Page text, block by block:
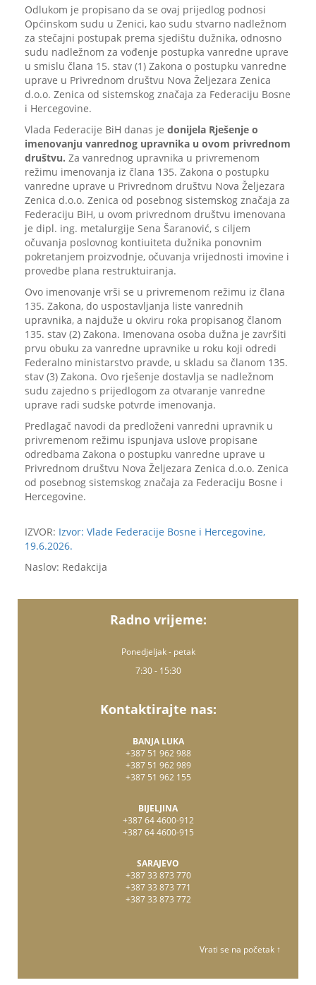
Odlukom je propisano da se ovaj prijedlog podnosi
Općinskom sudu u Zenici, kao sudu stvarno nadležnom
za stečajni postupak prema sjedištu dužnika, odnosno
sudu nadležnom za vođenje postupka vanredne uprave
u smislu člana 15. stav (1) Zakona o postupku vanredne
uprave u Privrednom društvu Nova Željezara Zenica
d.o.o. Zenica od sistemskog značaja za Federaciju Bosne
i Hercegovine.
Vlada Federacije BiH danas je donijela Rješenje o
imenovanju vanrednog upravnika u ovom privrednom
društvu. Za vanrednog upravnika u privremenom
režimu imenovanja iz člana 135. Zakona o postupku
vanredne uprave u Privrednom društvu Nova Željezara
Zenica d.o.o. Zenica od posebnog sistemskog značaja za
Federaciju BiH, u ovom privrednom društvu imenovana
je dipl. ing. metalurgije Sena Šaranović, s ciljem
očuvanja poslovnog kontiuiteta dužnika ponovnim
pokretanjem proizvodnje, očuvanja vrijednosti imovine i
provedbe plana restruktuiranja.
Ovo imenovanje vrši se u privremenom režimu iz člana
135. Zakona, do uspostavljanja liste vanrednih
upravnika, a najduže u okviru roka propisanog članom
135. stav (2) Zakona. Imenovana osoba dužna je završiti
prvu obuku za vanredne upravnike u roku koji odredi
Federalno ministarstvo pravde, u skladu sa članom 135.
stav (3) Zakona. Ovo rješenje dostavlja se nadležnom
sudu zajedno s prijedlogom za otvaranje vanredne
uprave radi sudske potvrde imenovanja.
Predlagač navodi da predloženi vanredni upravnik u
privremenom režimu ispunjava uslove propisane
odredbama Zakona o postupku vanredne uprave u
Privrednom društvu Nova Željezara Zenica d.o.o. Zenica
od posebnog sistemskog značaja za Federaciju Bosne i
Hercegovine.
IZVOR: Izvor: Vlade Federacije Bosne i Hercegovine,
19.6.2026.
Naslov: Redakcija
Radno vrijeme:
Ponedjeljak - petak
7:30 - 15:30
Kontaktirajte nas:
BANJA LUKA
+387 51 962 988
+387 51 962 989
+387 51 962 155
BIJELJINA
+387 64 4600-912
+387 64 4600-915
SARAJEVO
+387 33 873 770
+387 33 873 771
+387 33 873 772
Vrati se na početak ↑